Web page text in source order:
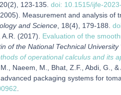
, 20(2), 123-135. doi: 10.1515/ijfe-
Measurement and analysis
and Science , 18(4), 179-188.
(2017). Evaluation of the
of the National Technical University
of operational calculus and its
Naeem, M., Bhat, Z.F., Abdi, G.,
packaging systems for